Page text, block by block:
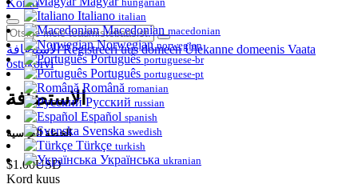
Konto
الاستضافةRegistreeri uus domeenÜlekanne domeenis Vaata
ostukorvi
الاستضافة
الخطة القياسية
$1.00USD
Kord kuus
Italiano italian
Macedonian macedonian
Norwegiannorwegian
Portuguêsportuguese-br
Português portuguese-pt
Română romanian
Русский russian
Español spanish
Svenska swedish
Türkçe turkish
Українська ukranian